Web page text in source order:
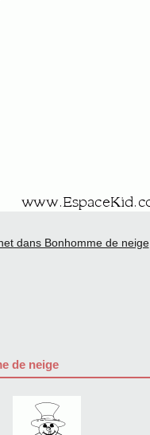
dans Bonhomme de neige
de neige